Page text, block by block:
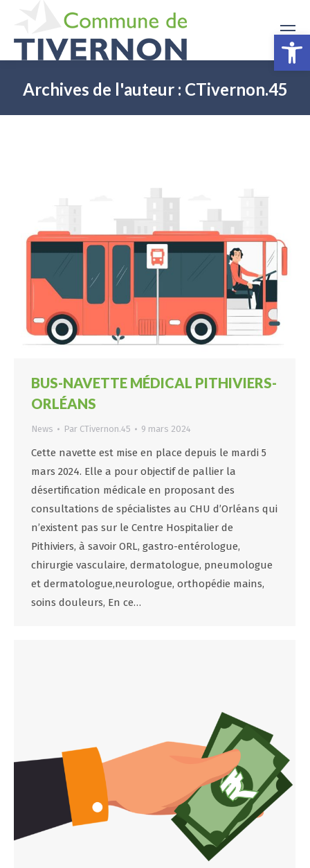
Archives de l'auteur : CTivernon.45
BUS-NAVETTE MÉDICAL PITHIVIERS-
ORLÉANS
News Par CTivernon.45 9 mars 2024
Cette navette est mise en place depuis le mardi 5
mars 2024. Elle a pour objectif de pallier la
désertification médicale en proposant des
consultations de spécialistes au CHU d’Orléans qui
n’existent pas sur le Centre Hospitalier de
Pithiviers, à savoir ORL, gastro-entérologue,
chirurgie vasculaire, dermatologue, pneumologue
et dermatologue,neurologue, orthopédie mains,
soins douleurs, En ce…